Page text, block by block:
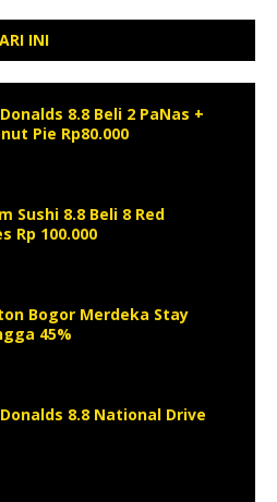
INI
8.8 Beli 2 PaNas +
Pie Rp80.000
Sushi 8.8 Beli 8 Red
Rp 100.000
Bogor Merdeka Stay
45%
8.8 National Drive